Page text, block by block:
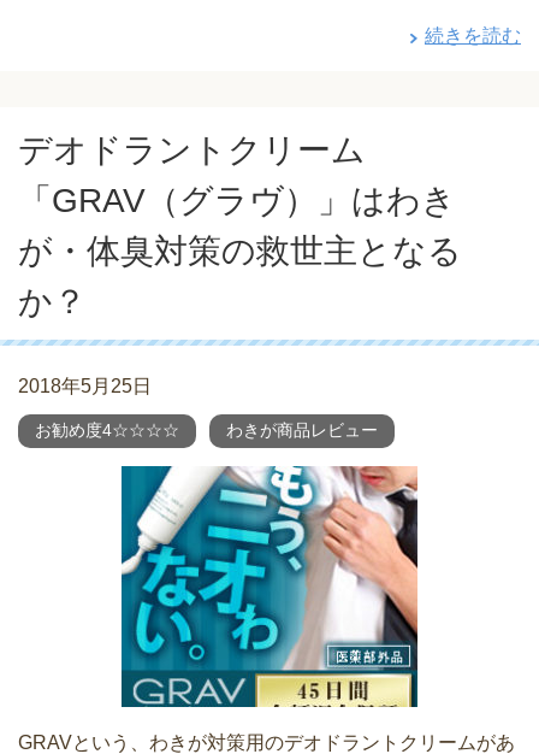
続きを読む
デオドラントクリーム
「GRAV（グラヴ）」はわき
が・体臭対策の救世主となる
か？
2018年5月25日
お勧め度4☆☆☆☆ わきが商品レビュー
GRAVという、わきが対策用のデオドラントクリームがあ